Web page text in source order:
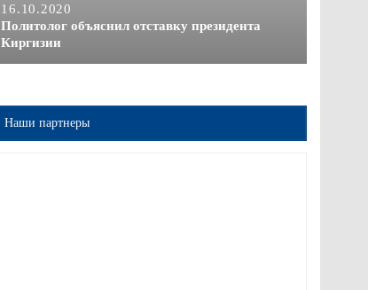
16.10.2020
Политолог объяснил отставку президента
Киргизии
Наши партнеры